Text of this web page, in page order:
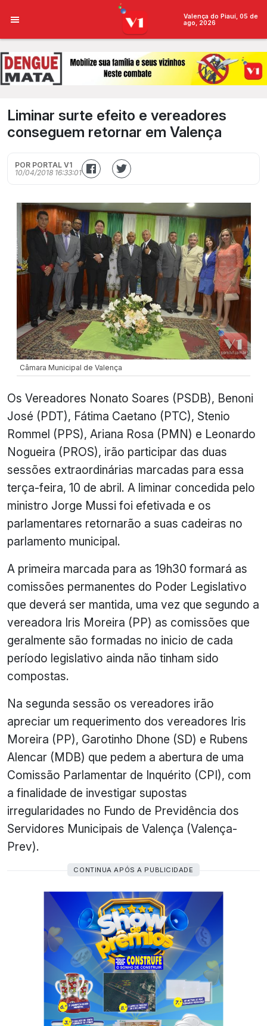
Valença do Piauí, 05 de
ago, 2026
Liminar surte efeito e vereadores
conseguem retornar em Valença
POR PORTAL V1
10/04/2018 16:33:01
Câmara Municipal de Valença
Os Vereadores Nonato Soares (PSDB), Benoni
José (PDT), Fátima Caetano (PTC), Stenio
Rommel (PPS), Ariana Rosa (PMN) e Leonardo
Nogueira (PROS), irão participar das duas
sessões extraordinárias marcadas para essa
terça-feira, 10 de abril. A liminar concedida pelo
ministro Jorge Mussi foi efetivada e os
parlamentares retornarão a suas cadeiras no
parlamento municipal.
A primeira marcada para as 19h30 formará as
comissões permanentes do Poder Legislativo
que deverá ser mantida, uma vez que segundo a
vereadora Iris Moreira (PP) as comissões que
geralmente são formadas no inicio de cada
período legislativo ainda não tinham sido
compostas.
Na segunda sessão os vereadores irão
apreciar um requerimento dos vereadores Iris
Moreira (PP), Garotinho Dhone (SD) e Rubens
Alencar (MDB) que pedem a abertura de uma
Comissão Parlamentar de Inquérito (CPI), com
a finalidade de investigar supostas
irregularidades no Fundo de Previdência dos
Servidores Municipais de Valença (Valença-
Prev).
CONTINUA APÓS A PUBLICIDADE